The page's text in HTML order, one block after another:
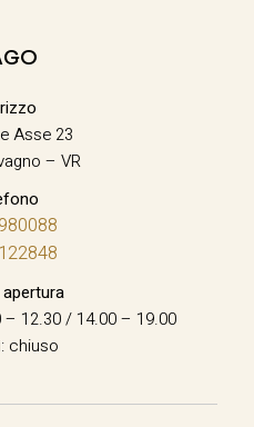
Asse 23
– VR
12.30 / 14.00 – 19.00
chiuso